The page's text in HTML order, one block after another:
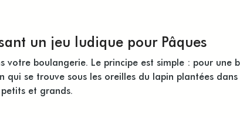
un jeu ludique pour Pâques
votre boulangerie. Le principe est simple : pour une
se trouve sous les oreilles du lapin plantées
et grands.